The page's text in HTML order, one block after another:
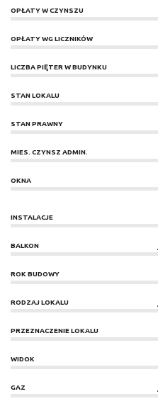
OPŁATY W CZYNSZU
OPŁATY WG LICZNIKÓW
LICZBA PIĘTER W BUDYNKU
STAN LOKALU
STAN PRAWNY
MIES. CZYNSZ ADMIN.
OKNA
INSTALACJE
BALKON
ROK BUDOWY
RODZAJ LOKALU
PRZEZNACZENIE LOKALU
WIDOK
GAZ